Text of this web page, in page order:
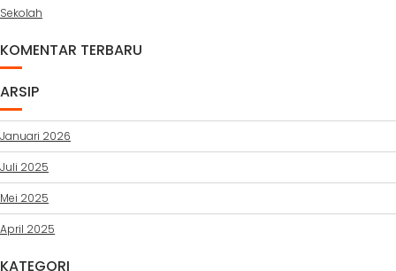
Sekolah
KOMENTAR TERBARU
ARSIP
Januari 2026
Juli 2025
Mei 2025
April 2025
KATEGORI